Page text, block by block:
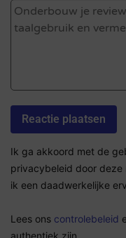
Ik ga akkoord met de
privacybeleid door
ik een daadwerkelijke
Lees ons controlebeleid